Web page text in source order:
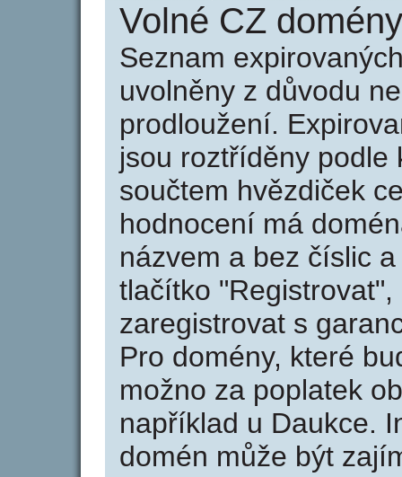
Volné CZ
Seznam
uvolněny z důvodu
prodloužení.
jsou roztříděny podle
součtem hvězdiček
hodnocení má
názvem a bez číslic
tlačítko
zaregistrovat s
Pro domény, které
možno za poplatek
například u Daukce.
domén může být